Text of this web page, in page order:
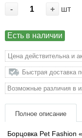
-
+ шт
Есть в наличии
Цена действительна и
Быстрая доставка
Возможные различия в
Полное описание
Борцовка Pet Fashion
Переноски, сумки,
Післяопераційні
Подарункові
Товари для голубів
Товари для